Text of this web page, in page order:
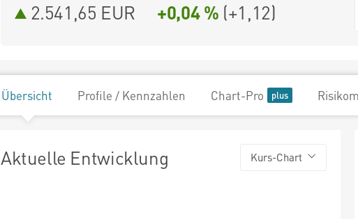
2.541,65 EUR +0,04 % (+1,12)
Übersicht Profile / Kennzahlen Chart-Pro
Aktuelle Entwicklung Kurs-Chart